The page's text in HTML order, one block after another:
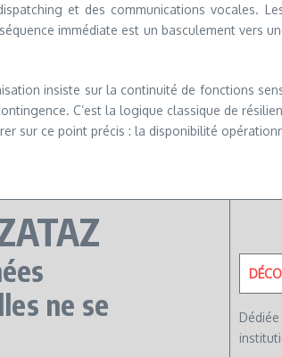
et des communications vocales.
immédiate est un basculement vers
insiste sur la continuité de fonctions
C’est la logique classique de
sur ce point précis : la disponibilité
ne se